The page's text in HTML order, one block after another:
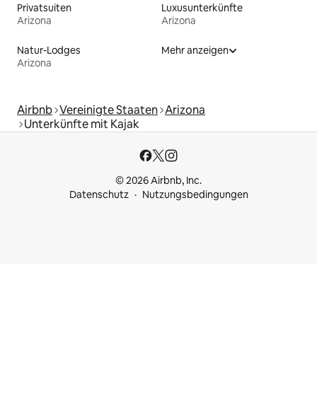
Privatsuiten
Arizona
Luxusunterkünfte
Arizona
Natur-Lodges
Arizona
Mehr anzeigen
Airbnb Vereinigte Staaten Arizona
Unterkünfte mit Kajak
© 2026 Airbnb, Inc.
Datenschutz
Nutzungsbedingungen